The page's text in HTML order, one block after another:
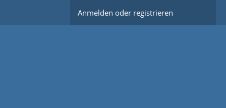
Anmelden oder registrieren